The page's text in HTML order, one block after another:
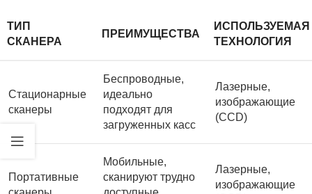
ТИП
СКАНЕРА
ПРЕИМУЩЕСТВА
ИСПОЛЬЗУЕМАЯ
ТЕХНОЛОГИЯ
Стационарные
сканеры
Беспроводные,
идеально
подходят для
загруженных касс
Лазерные,
изображающие
(CCD)
Портативные
Мобильные,
сканируют трудно
Лазерные,
изображающие